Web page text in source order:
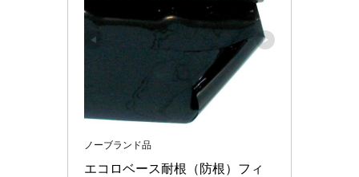
ノーブランド品
エコロベース耐根（防根）フィ